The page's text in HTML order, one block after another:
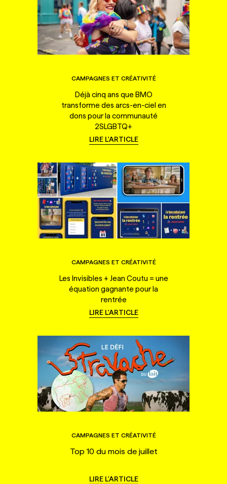
CAMPAGNES ET CRÉATIVITÉ
Déjà cinq ans que BMO
transforme des arcs-en-ciel en
dons pour la communauté
2SLGBTQ+
LIRE L'ARTICLE
CAMPAGNES ET CRÉATIVITÉ
Les Invisibles + Jean Coutu = une
équation gagnante pour la
rentrée
LIRE L'ARTICLE
CAMPAGNES ET CRÉATIVITÉ
Top 10 du mois de juillet
LIRE L'ARTICLE